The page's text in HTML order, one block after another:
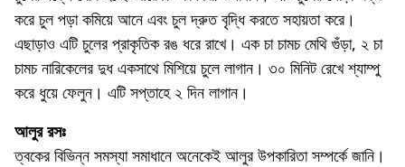
করে চুল পড়া কমিয়ে আনে এবং চুল দ্রুত বৃদ্ধি করতে সহায়তা করে।
এছাড়াও এটি চুলের প্রাকৃতিক রঙ ধরে রাখে। এক চা চামচ মেথি গুঁড়া, ২ চা
চামচ নারিকেলের দুধ একসাথে মিশিয়ে চুলে লাগান। ৩০ মিনিট রেখে শ্যাম্পু
করে ধুয়ে ফেলুন। এটি সপ্তাহে ২ দিন লাগান।
আলুর রসঃ
ত্বকের বিভিন্ন সমস্যা সমাধানে অনেকেই আলুর উপকারিতা সম্পর্কে জানি।